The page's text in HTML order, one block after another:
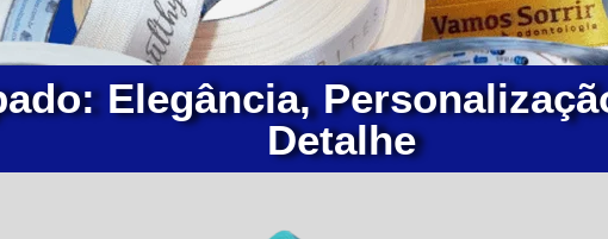
Elegância,
Detalhe